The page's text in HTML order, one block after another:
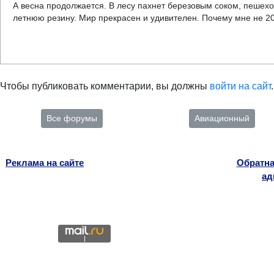
А весна продолжается. В лесу пахнет березовым соком,
летнюю резину. Мир прекрасен и удивителен. Почему мне не
Чтобы публиковать комментарии, вы должны войти на сайт.
Все форумы Авиационный
Реклама на сайте